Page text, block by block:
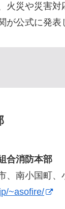
火災や災害対
が公式に発表
合消防本部
、南小国町
~asofire/